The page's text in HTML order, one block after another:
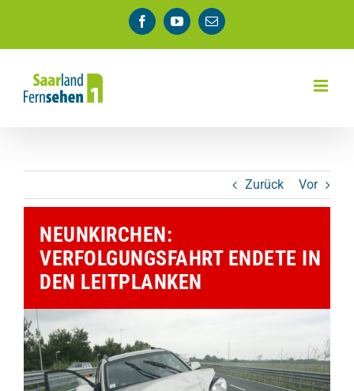
springen
FacebookYouTube
E-
Mail
Zurück Vor
NEUNKIRCHEN:
VERFOLGUNGSFAHRT ENDETE IN
DEN LEITPLANKEN